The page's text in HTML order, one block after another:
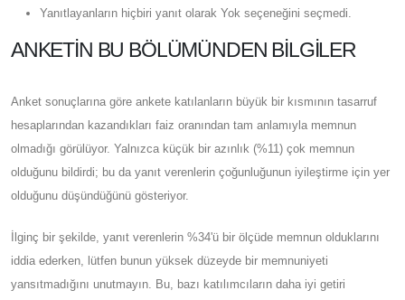
Yanıtlayanların hiçbiri yanıt olarak Yok seçeneğini seçmedi.
ANKETIN BU BÖLÜMÜNDEN BILGILER
Anket sonuçlarına göre ankete katılanların büyük bir kısmının tasarruf
hesaplarından kazandıkları faiz oranından tam anlamıyla memnun
olmadığı görülüyor. Yalnızca küçük bir azınlık (%11) çok memnun
olduğunu bildirdi; bu da yanıt verenlerin çoğunluğunun iyileştirme için yer
olduğunu düşündüğünü gösteriyor.
İlginç bir şekilde, yanıt verenlerin %34'ü bir ölçüde memnun olduklarını
iddia ederken, lütfen bunun yüksek düzeyde bir memnuniyeti
yansıtmadığını unutmayın. Bu, bazı katılımcıların daha iyi getiri